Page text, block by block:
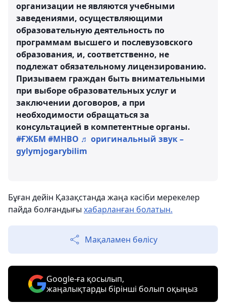
организации не являются учебными
заведениями, осуществляющими
образовательную деятельность по
программам высшего и послевузовского
образования, и, соответственно, не
подлежат обязательному лицензированию.
Призываем граждан быть внимательными
при выборе образовательных услуг и
заключении договоров, а при
необходимости обращаться за
консультацией в компетентные органы.
#ҒЖБМ #МНВО ♬ оригинальный звук –
gylymjogarybilim
Бұған дейін Қазақстанда жаңа кәсіби мерекелер
пайда болғандығы хабарланған болатын.
Мақаламен бөлісу
Google-ға қосылып,
жаңалықтарды бірінші болып оқыңыз